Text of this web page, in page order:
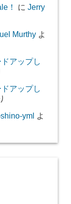
！ に Jerry
Murthyよ
アップし
アップし
yml よ